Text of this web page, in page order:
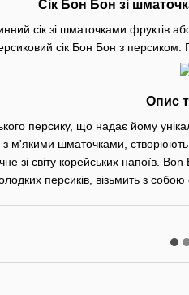
Сік Бон Бон зі
сік зі шматочками фруктів
сік Бон Бон з
Опис
персику, що надає йому
з м'якими шматочками,
зі світу корейських напоїв.
персиків, візьмить з